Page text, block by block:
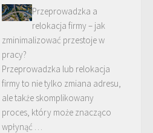
Przeprowadzka a
relokacja firmy – jak
zminimalizować przestoje w
pracy?
Przeprowadzka lub relokacja
firmy to nie tylko zmiana adresu,
ale także skomplikowany
proces, który może znacząco
wpłynąć …